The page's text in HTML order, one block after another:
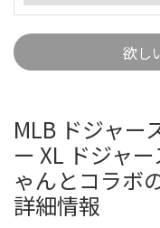
欲し
MLB ドジャ
ー XL ドジャ
ゃんとコラボ
詳細情報